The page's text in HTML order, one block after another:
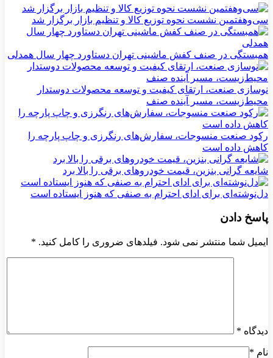
سی‌و‌هفتمین نشست نحوه توزیع کالا و تنظیم بازار برگزار شد
همبستگی در صنف کفش ماشینی تهران دستاورد چهار سال همدلی
نوسازی صنعت، ارتقای کیفیت و توسعه محصولات دوستدار
محیط‌زیست، مسیر آینده صنف
رکود صنعت منسوجات، سفارش‌های رنگرزی و چاپ پارچه را
کاهش داده است
شایعه گرانی بنزین، قیمت خودروهای برقی را بالا برد
دل‌نوشته‌ای برای ادای احترام به صنفی که هنوز ایستاده است
پاسخ دادن
ایمیل شما منتشر نمی شود. فیلدهای ضروری را کامل کنید. *
دیدگاه *
نام *